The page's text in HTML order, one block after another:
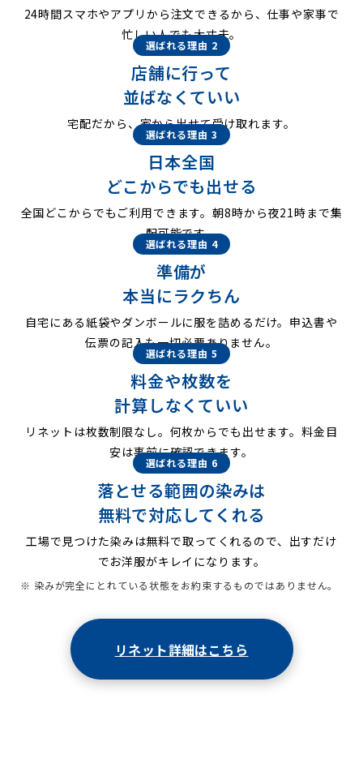
24時間スマホやアプリから注文できるから、仕事や家事で
忙しい人でも大丈夫。
選ばれる理由 2
店舗に行って
並ばなくていい
宅配だから、家から出せて受け取れます。
選ばれる理由 3
日本全国
どこからでも出せる
全国どこからでもご利用できます。朝8時から夜21時まで集
配可能です。
選ばれる理由 4
準備が
本当にラクちん
自宅にある紙袋やダンボールに服を詰めるだけ。申込書や
伝票の記入も一切必要ありません。
選ばれる理由 5
料金や枚数を
計算しなくていい
リネットは枚数制限なし。何枚からでも出せます。料金目
安は事前に確認できます。
選ばれる理由 6
落とせる範囲の染みは
無料で対応してくれる
工場で見つけた染みは無料で取ってくれるので、出すだけ
でお洋服がキレイになります。
※ 染みが完全にとれている状態をお約束するものではありません。
リネット詳細はこちら